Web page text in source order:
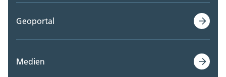
Geoportal
Medien